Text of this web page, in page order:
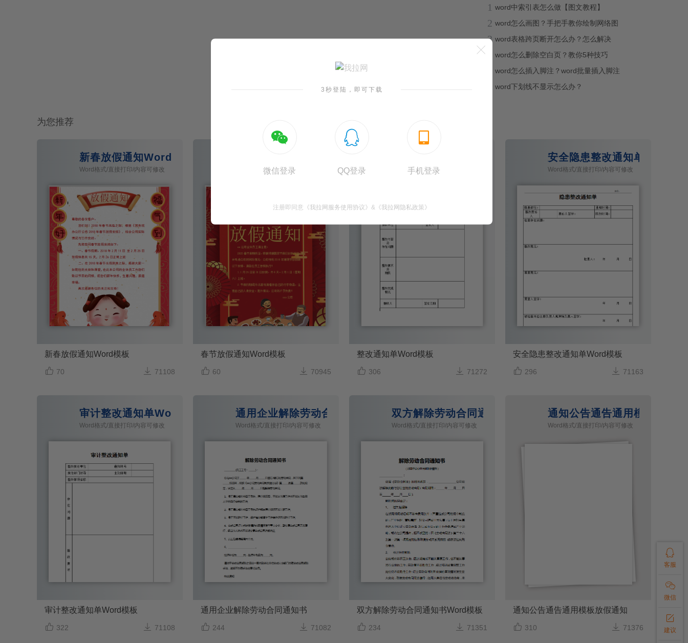
1 word中索引表怎么做【图文教程】
2 word怎么画图？手把手教你绘制网络图
3 word表格跨页断开怎么办？怎么解决
word怎么删除空白页？教你5种技巧
word怎么插入脚注？word批量插入脚注
word下划线不显示怎么办？
为您推荐
新春放假通知Word模板
Word格式/直接打印/内容可修改
新春放假通知Word模板
 70  71108
Word格式/直接打印/内容可修改
春节放假通知Word模板
 60  70945
Word格式/直接打印/内容可修改
整改通知单Word模板
 306  71272
安全隐患整改通知单Word模
Word格式/直接打印/内容可修改
安全隐患整改通知单Word模板
 296  71163
审计整改通知单Word模板
Word格式/直接打印/内容可修改
审计整改通知单Word模板
 322  71108
通用企业解除劳动合同通知书
Word格式/直接打印/内容可修改
通用企业解除劳动合同通知书
 244  71082
双方解除劳动合同通知书Word模板
Word格式/直接打印/内容可修改
双方解除劳动合同通知书Word模板
 234  71351
通知公告通告通用模板放假
Word格式/直接打印/内容可修改
通知公告通告通用模板放假通知
 310  71376

3秒登陆，即可下载

微信登录

QQ登录

手机登录
注册即同意 《我拉网服务使用协议》 & 《我拉网隐私政策》

客服

微信

建议